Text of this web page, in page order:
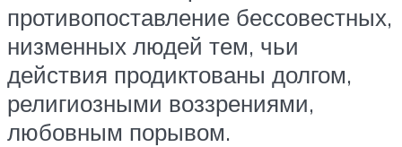
противопоставление бессовестных,
низменных людей тем, чьи
действия продиктованы долгом,
религиозными воззрениями,
любовным порывом.